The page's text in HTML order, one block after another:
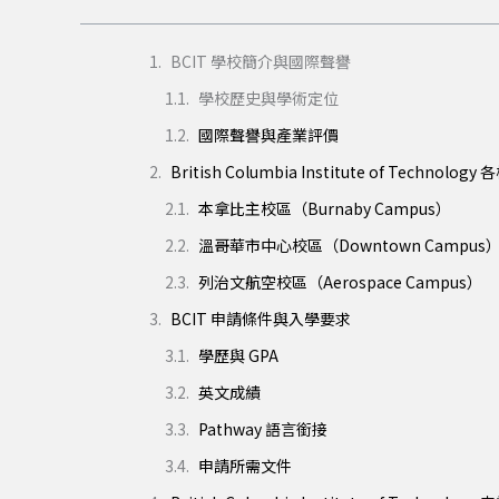
BCIT 學校簡介與國際聲譽
學校歷史與學術定位
國際聲譽與產業評價
British Columbia Institute of Technology 各
本拿比主校區（Burnaby Campus）
溫哥華市中心校區（Downtown Campus）
列治文航空校區（Aerospace Campus）
BCIT 申請條件與入學要求
學歷與 GPA
英文成績
Pathway 語言銜接
申請所需文件